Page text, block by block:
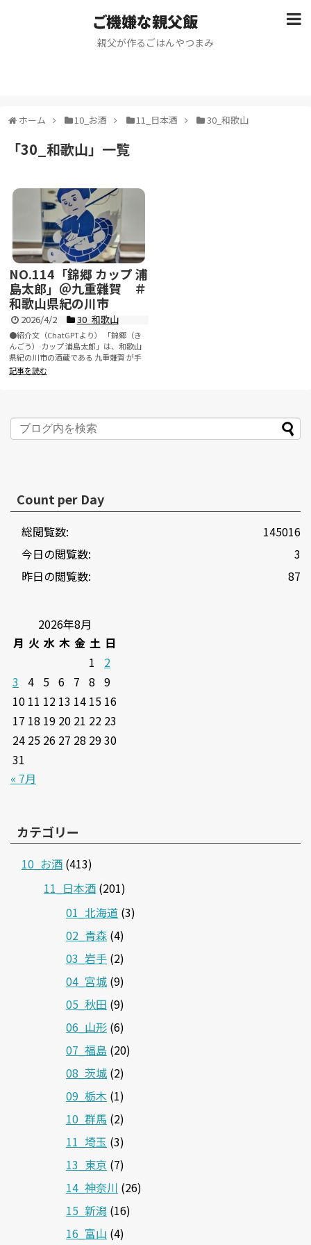
ご機嫌な親父飯
親父が作るごはんやつまみ
ホーム 10_お酒 11_日本酒 30_和歌山
「30_和歌山」 一覧
NO.114「錦郷 カップ 浦
島太郎」＠九重雜賀 ＃
和歌山県紀の川市
2026/4/2 30_和歌山
●紹介文（ChatGPTより） 「錦郷（き
んごう） カップ 浦島太郎」は、和歌山
県紀の川市の酒蔵である 九重雜賀 が手
がける、...
記事を読む
Count per Day
145016
総閲覧数:
3
今日の閲覧数:
87
昨日の閲覧数:
2026年8月
月 火 水 木 金 土 日
1
2
3 4 5 6 7 8 9
10 11 12 13 14 15 16
17 18 19 20 21 22 23
24 25 26 27 28 2930
31
« 7月
カテゴリー
10_お酒 (413)
11_日本酒 (201)
01_北海道 (3)
02_青森 (4)
03_岩手 (2)
04_宮城 (9)
05_秋田 (9)
06_山形 (6)
07_福島 (20)
08_茨城 (2)
09_栃木 (1)
10_群馬 (2)
11_埼玉 (3)
13_東京 (7)
14_神奈川 (26)
15_新潟 (16)
16_富山 (4)